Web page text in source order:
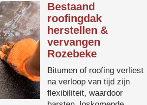
Bestaand
roofingdak
herstellen &
vervangen
Rozebeke
Bitumen of roofing verliest
na verloop van tijd zijn
flexibiliteit, waardoor